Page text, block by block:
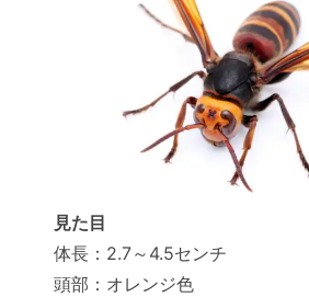
見た目
体長：2.7～4.5センチ
頭部：オレンジ色